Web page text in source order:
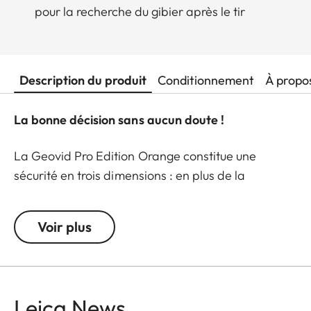
pour la recherche du gibier après le tir
Description du produit Conditionnement À
La bonne décision sans aucun doute !
La Geovid Pro Edition Orange constitue une
sécurité en trois dimensions : en plus de la
2.950 m et de la possibilité d’établir des données
balistiques exactes, cette jumelle permet au
Voir plus